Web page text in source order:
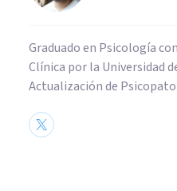
Graduado en Psicología
Clínica por la Universidad
Actualización de